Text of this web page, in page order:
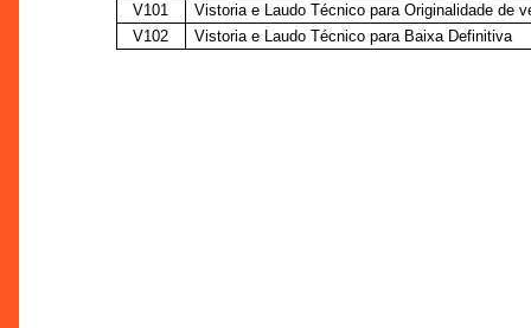
V101
Vistoria e Laudo Técnico para Originalidade de
V102
Vistoria e Laudo Técnico para Baixa Definitiva